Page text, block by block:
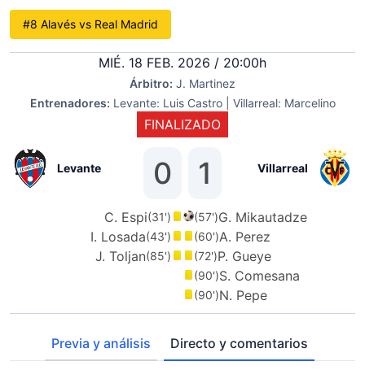
#8 Alavés vs Real Madrid
MIÉ. 18 FEB. 2026 / 20:00h
Árbitro: J. Martinez
Entrenadores: Levante: Luis Castro | Villarreal: Marcelino
FINALIZADO
Levante 0 1 Villarreal
C. Espi(31')
I. Losada(43')
J. Toljan(85')
(57')G. Mikautadze
(60')A. Perez
(72')P. Gueye
(90')S. Comesana
(90')N. Pepe
Previa y análisis Directo y comentarios